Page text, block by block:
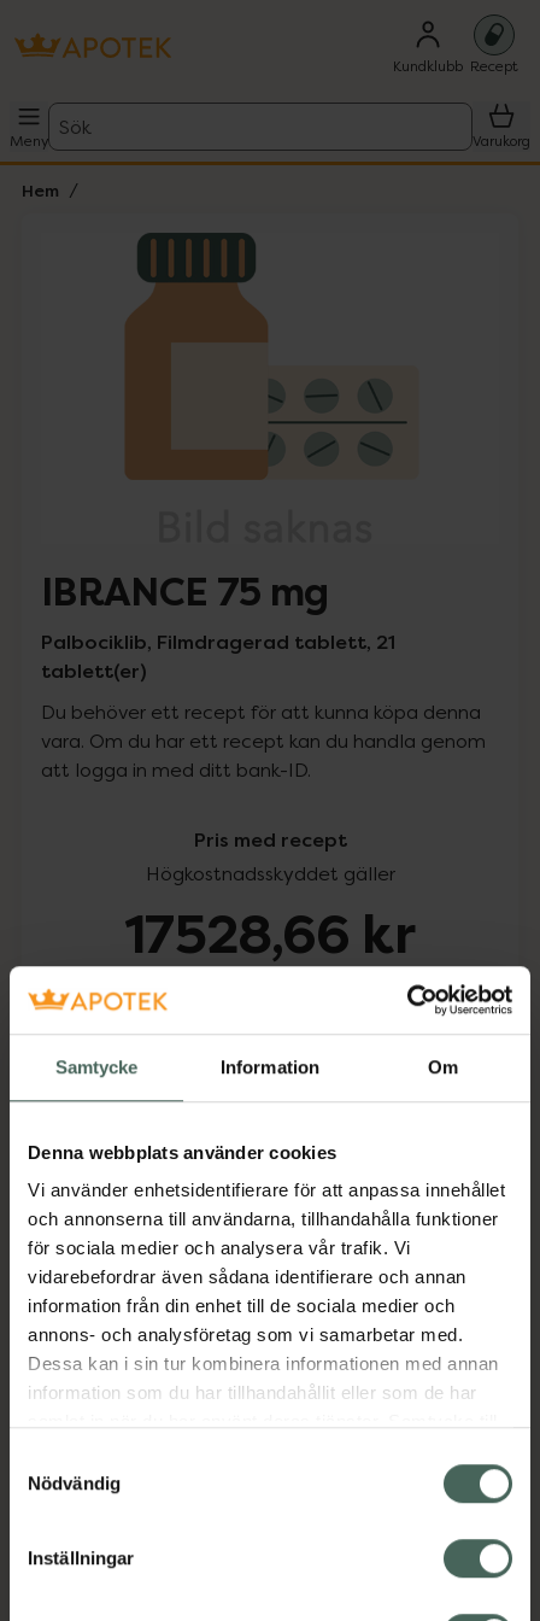
Samtycke Information Om
Denna webbplats använder cookies
Vi använder enhetsidentifierare för att anpassa innehållet
och annonserna till användarna, tillhandahålla funktioner
för sociala medier och analysera vår trafik. Vi
vidarebefordrar även sådana identifierare och annan
information från din enhet till de sociala medier och
annons- och analysföretag som vi samarbetar med.
Dessa kan i sin tur kombinera informationen med annan
information som du har tillhandahållit eller som de har
återkalla ditt samtycke via webbplatsens
cookieinställningar. Ett återkallat samtycke påverkar inte
lagligheten av behandling som skett innan återkallelsen.
Nödvändig
Inställningar
Kundklubb Recept
Meny
Sök
Varukorg
Hem
Lista: . Innehåller 1 objekt.
IBRANCE 75 mg
Palbociklib, Filmdragerad tablett, 21
tablett(er)
Du behöver ett recept för att kunna köpa denna
vara. Om du har ett recept kan du handla genom
att logga in med ditt bank-ID.
Pris med recept
Högkostnadsskyddet gäller
17528,66 kr
Köp via ditt recept
Beskrivning Dölj
Läs alltid bipacksedeln innan
användning.
EAN:05714191006769
Visa